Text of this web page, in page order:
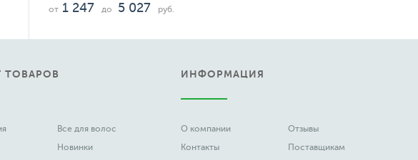
от 1 247 до 5 027 руб.
ТОВАРОВ
Все для волос
Новинки
ИНФОРМАЦИЯ
О компании
Контакты
Отзывы
Поставщикам